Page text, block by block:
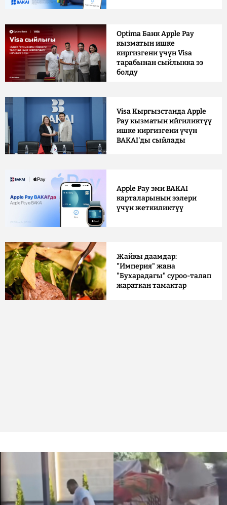
Optima Банк Apple Pay
кызматын ишке
киргизгени үчүн Visa
тарабынан сыйлыкка ээ
болду
Visa Кыргызстанда Apple
Pay кызматын ийгиликтүү
ишке киргизгени үчүн
BAKAI'ды сыйлады
Apple Pay эми BAKAI
карталарынын ээлери
үчүн жеткиликтүү
Жайкы даамдар:
"Империя" жана
"Бухарадагы" суроо-талап
жараткан тамактар